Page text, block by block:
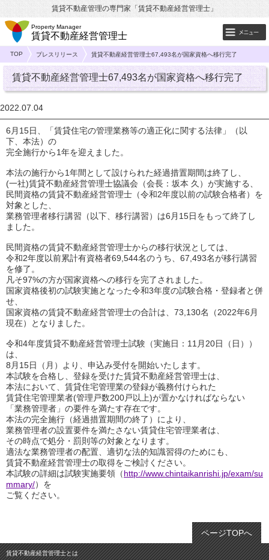
賃貸不動産管理の専門家「賃貸不動産経営管理士」
Property Manager
賃貸不動産経営管理士
TOP プレスリリース 賃貸不動産経営管理士67,493名が国家資格へ移行完了
賃貸不動産経営管理士67,493名が国家資格へ移行完了
2022.07.04
6月15日、「賃貸住宅の管理業務等の適正化に関する法律」（以
下、本法）の
完全施行から1年を迎えました。
本法の施行から1年間として設けられた経過措置期間は終了し、
(一社)賃貸不動産経営管理士協議会（会長：坂本 久）が実施する、
民間資格の賃貸不動産経営管理士（令和2年度以前の試験合格者）を
対象とした、
業務管理者移行講習（以下、移行講習）は6月15日をもって終了し
ました。
民間資格の賃貸不動産経営管理士からの移行状況としては、
令和2年度以前累計有資格者69,544名のうち、67,493名が移行講習
を修了。
凡そ97%の方が国家資格への移行を完了されました。
国家資格後初の試験実施となった令和3年度の試験合格・登録者と併
せ、
国家資格の賃貸不動産経営管理士の合計は、73,130名（2022年6月
現在）となりました。
令和4年度賃貸不動産経営管理士試験（実施日：11月20日（日））
は、
8月15日（月）より、申込み受付を開始いたします。
本試験を合格し、登録を受けた賃貸不動産経営管理士は、
本法において、賃貸住宅管理業の登録が義務付けられた
賃貸住宅管理業者(管理戸数200戸以上)が置かなければならない
「業務管理者」の要件を満たす存在です。
本法の完全施行（経過措置期間の終了）により、
業務管理者の設置要件を満たさない賃貸住宅管理業者は、
その時点で処分・罰則等の対象となります。
適法な業務管理者の配置、適切な法的知識習得のためにも、
賃貸不動産経営管理士の取得をご検討ください。
本試験の詳細は試験実施要領（http://www.chintaikanrishi.jp/exam/su
mmary/）を
ご覧ください。
ページTOPへ
賃貸不動産経営管理士とは